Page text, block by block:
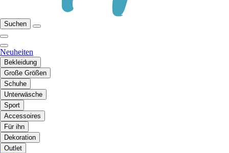
Suchen
Neuheiten
Bekleidung
Große Größen
Schuhe
Unterwäsche
Sport
Accessoires
Für ihn
Dekoration
Outlet